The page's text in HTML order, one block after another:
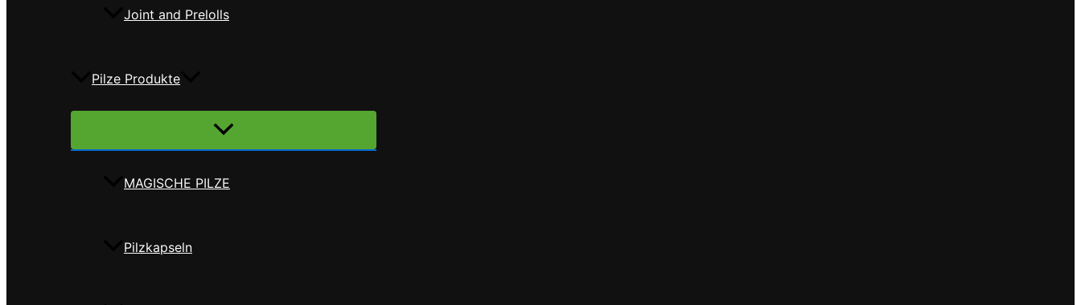
Joint and Prelolls
Pilze Produkte
Menü
MAGISCHE PILZE
Pilzkapseln